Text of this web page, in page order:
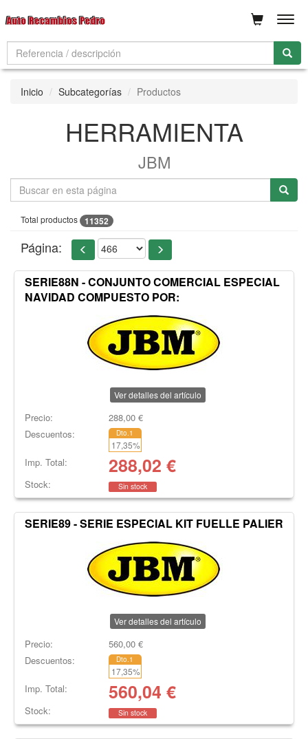
Inicio Subcategorías Productos
HERRAMIENTA
JBM
Total productos 11352
Página:
SERIE88N - CONJUNTO COMERCIAL ESPECIAL
NAVIDAD COMPUESTO POR:
Ver detalles del artículo
Precio: 288,00€
Descuentos:
Dto.1
17,35%
Imp. Total: 288,02 €
Stock: Sin stock
SERIE89 - SERIE ESPECIAL KIT FUELLE PALIER
Ver detalles del artículo
Precio: 560,00€
Descuentos:
Dto.1
17,35%
Imp. Total: 560,04 €
Stock: Sin stock